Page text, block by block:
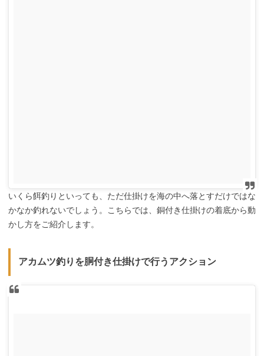
いくら餌釣りといっても、ただ仕掛けを海の中へ落とすだけではな
かなか釣れないでしょう。こちらでは、銅付き仕掛けの着底から動
かし方をご紹介します。
アカムツ釣りを胴付き仕掛けで行うアクション